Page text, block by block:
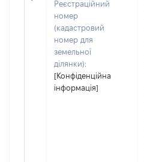
Реєстраційний
номер
(кадастровий
номер для
земельної
ділянки):
[Конфіденційна
інформація]